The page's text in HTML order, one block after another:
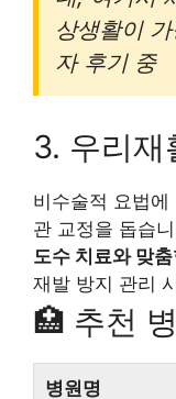
상생활이
자 후기 중
3. 우리재
비수술적 요법
관 교정을 돕습
도수 치료와 맞
재발 방지 관리
🏥 추천
병원명